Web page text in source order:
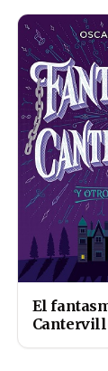
El